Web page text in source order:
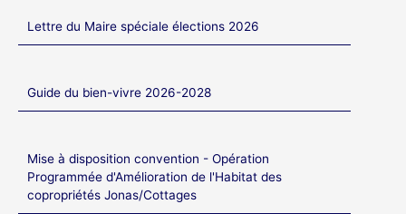
Lettre du Maire spéciale élections 2026
Guide du bien-vivre 2026-2028
Mise à disposition convention - Opération
Programmée d'Amélioration de l'Habitat des
copropriétés Jonas/Cottages